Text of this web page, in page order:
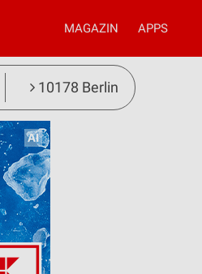
MAGAZIN APPS
10178 Berlin